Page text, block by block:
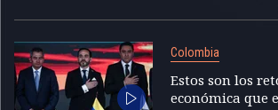
Colombia
Estos son los
económica que